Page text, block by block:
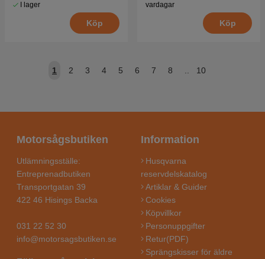
I lager
Köp
vardagar
Köp
1 2 3 4 5 6 7 8 .. 10
Motorsågsbutiken
Utlämningsställe:
Entreprenadbutiken
Transportgatan 39
422 46 Hisings Backa
031 22 52 30
info@motorsagsbutiken.se
Information
Husqvarna
reservdelskatalog
Artiklar & Guider
Cookies
Köpvillkor
Personuppgifter
Retur(PDF)
Sprängskisser för äldre